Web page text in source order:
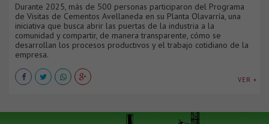
Durante 2025, más de 500 personas participaron del Programa
de Visitas de Cementos Avellaneda en su Planta Olavarría, una
iniciativa que busca abrir las puertas de la industria a la
comunidad y compartir, de manera transparente, cómo se
desarrollan los procesos productivos y el trabajo cotidiano de la
empresa.
VER +